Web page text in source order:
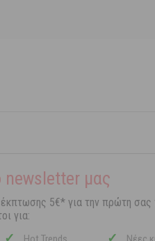
newsletter μας
5€* για την πρώτη σας
για:
✓ ✓